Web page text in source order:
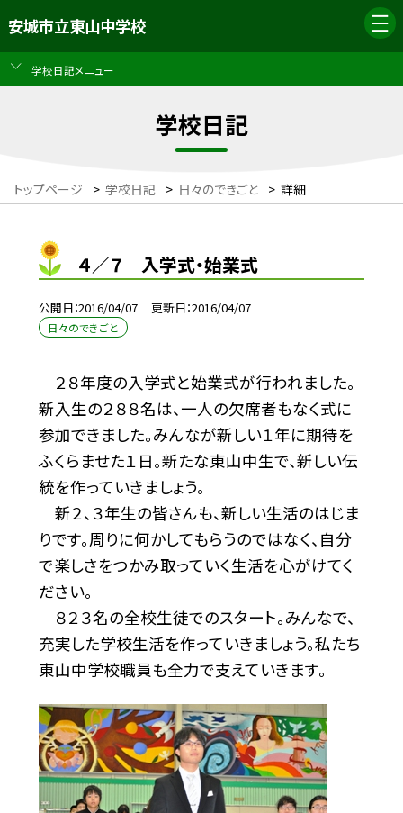
安城市立東山中学校
学校日記メニュー
学校日記
トップページ > 学校日記 > 日々のできごと > 詳細
４／７ 入学式・始業式
公開日 2016/04/07 更新日 2016/04/07
日々のできごと
２８年度の入学式と始業式が行われました。
新入生の２８８名は、一人の欠席者もなく式に
参加できました。みんなが新しい１年に期待を
ふくらませた１日。新たな東山中生で、新しい伝
統を作っていきましょう。
新２、３年生の皆さんも、新しい生活のはじま
りです。周りに何かしてもらうのではなく、自分
で楽しさをつかみ取っていく生活を心がけてく
ださい。
８２３名の全校生徒でのスタート。みんなで、
充実した学校生活を作っていきましょう。私たち
東山中学校職員も全力で支えていきます。